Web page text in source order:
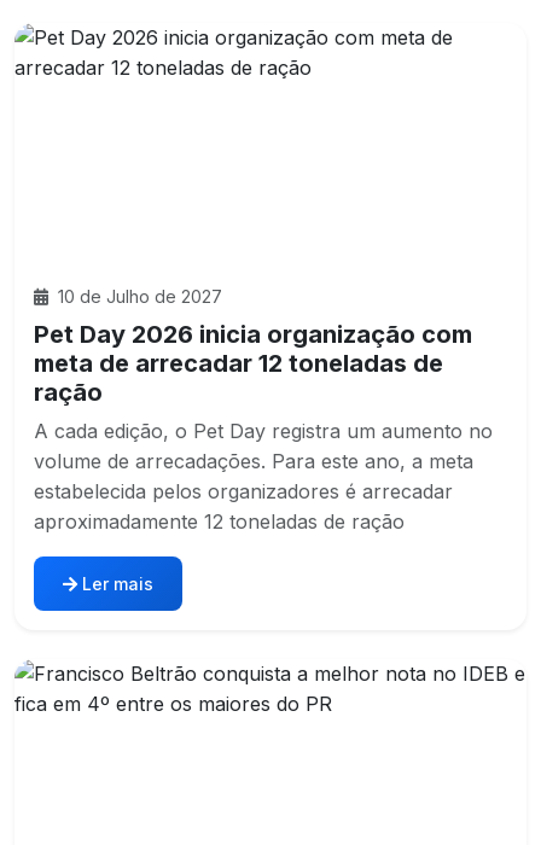
10 de Julho de 2027
Pet Day 2026 inicia organização com
meta de arrecadar 12 toneladas de
ração
A cada edição, o Pet Day registra um aumento no
volume de arrecadações. Para este ano, a meta
estabelecida pelos organizadores é arrecadar
aproximadamente 12 toneladas de ração
Ler mais